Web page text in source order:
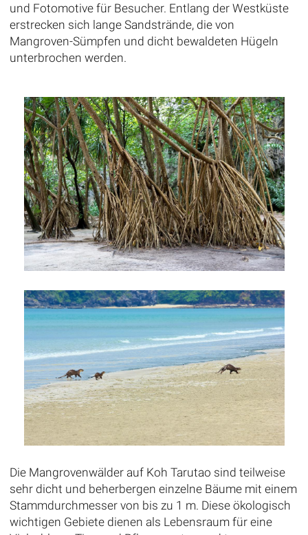
und Fotomotive für Besucher. Entlang der Westküste
erstrecken sich lange Sandstrände, die von
Mangroven-Sümpfen und dicht bewaldeten Hügeln
unterbrochen werden.
Die Mangrovenwälder auf Koh Tarutao sind teilweise
sehr dicht und beherbergen einzelne Bäume mit einem
Stammdurchmesser von bis zu 1 m. Diese ökologisch
wichtigen Gebiete dienen als Lebensraum für eine